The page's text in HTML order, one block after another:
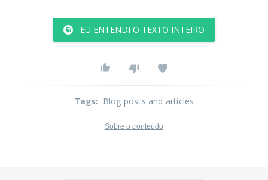
EU ENTENDI O TEXTO INTEIRO
Tags: Blog posts and articles
Sobre o conteúdo